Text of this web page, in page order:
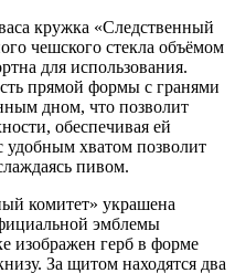
кружка «Следственный
чешского стекла объёмом
для использования.
прямой формы с гранями
дном, что позволит
обеспечивая ей
удобным хватом позволит
пивом.
комитет» украшена
эмблемы
изображен герб в форме
За щитом находятся два